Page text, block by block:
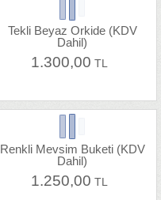
Tekli Beyaz Orkide (KDV
Dahil)
1.300,00 TL
Renkli Mevsim Buketi (KDV
Dahil)
1.250,00 TL